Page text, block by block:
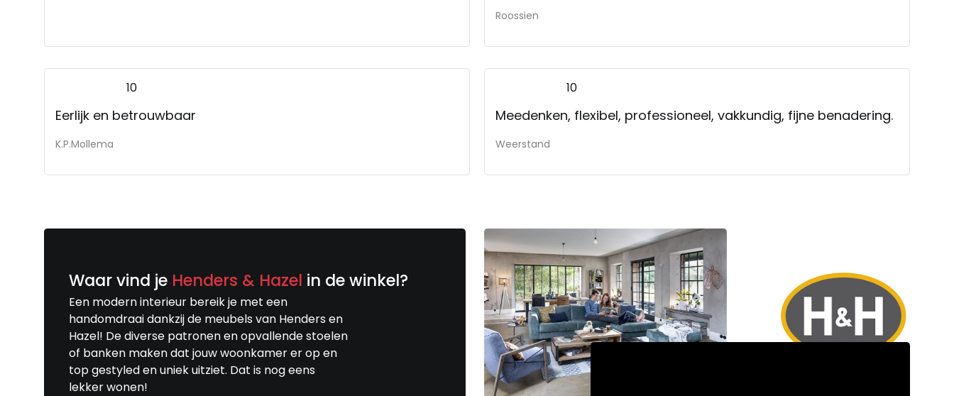
Roossien
10
Eerlijk en betrouwbaar
K.P.Mollema
10
Meedenken, flexibel, professioneel, vakkundig, fijne benadering.
Weerstand
Waar vind je Henders & Hazel in de winkel?
Een modern interieur bereik je met een
handomdraai dankzij de meubels van Henders en
Hazel! De diverse patronen en opvallende stoelen
of banken maken dat jouw woonkamer er op en
top gestyled en uniek uitziet. Dat is nog eens
lekker wonen!